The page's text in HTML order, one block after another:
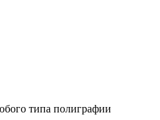
типа полиграфии